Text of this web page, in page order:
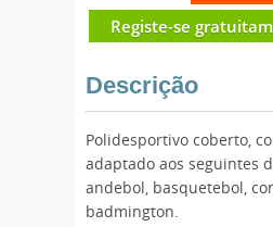
Registe-se
Descrição
Polidesportivo coberto,
adaptado aos seguintes
andebol, basquetebol,
badmington.